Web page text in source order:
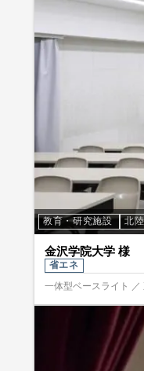
教育・研究施設 北
金沢学院大学 様
省エネ
一体型ベースライト